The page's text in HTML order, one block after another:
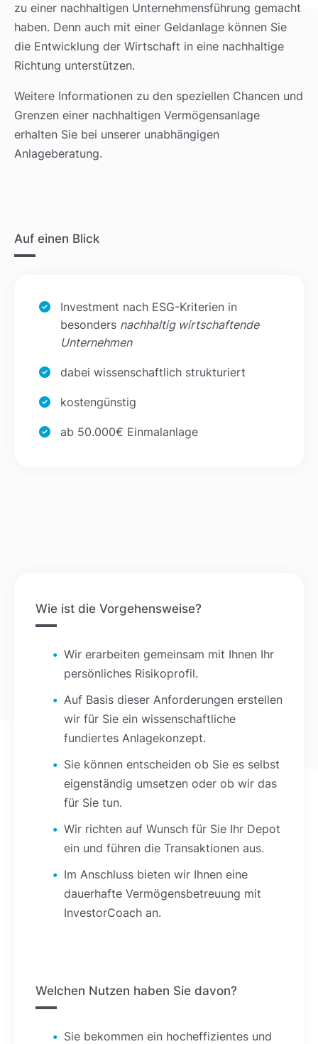
zu einer nachhaltigen Unternehmensführung gemacht
haben. Denn auch mit einer Geldanlage können Sie
die Entwicklung der Wirtschaft in eine nachhaltige
Richtung unterstützen.
Weitere Informationen zu den speziellen Chancen und
Grenzen einer nachhaltigen Vermögensanlage
erhalten Sie bei unserer unabhängigen
Anlageberatung.
Auf einen Blick
Investment nach ESG-Kriterien in
besonders nachhaltig wirtschaftende
Unternehmen
dabei wissenschaftlich strukturiert
kostengünstig
ab 50.000€ Einmalanlage
Wie ist die Vorgehensweise?
Wir erarbeiten gemeinsam mit Ihnen Ihr
persönliches Risikoprofil.
Auf Basis dieser Anforderungen erstellen
wir für Sie ein wissenschaftliche
fundiertes Anlagekonzept.
Sie können entscheiden ob Sie es selbst
eigenständig umsetzen oder ob wir das
für Sie tun.
Wir richten auf Wunsch für Sie Ihr Depot
ein und führen die Transaktionen aus.
Im Anschluss bieten wir Ihnen eine
dauerhafte Vermögensbetreuung mit
InvestorCoach an.
Welchen Nutzen haben Sie davon?
Sie bekommen ein hocheffizientes und